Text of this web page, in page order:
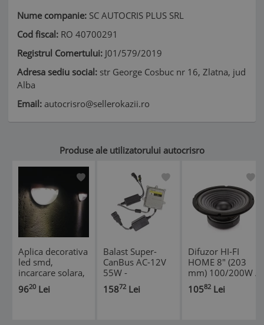
Nume companie: SC AUTOCRIS PLUS SRL
Cod fiscal: RO 40700291
Registrul Comertului: J01/579/2019
Adresa sediu social: str George Cosbuc nr 16, Zlatna, jud
Alba
Email: autocrisro@sellerokazii.ro
Produse ale utilizatorului autocrisro
Aplica decorativa
led smd,
incarcare solara,
200 lm, protectie
ip65
9620 Lei
Balast Super-
CanBus AC-12V
55W -
CARGUARD
15872 Lei
Difuzor HI-FI
HOME 8" (203
mm) 100/200W /
8 Ohm
10582 Lei